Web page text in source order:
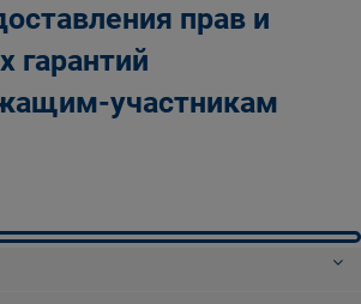
прав и
гарантий
участникам